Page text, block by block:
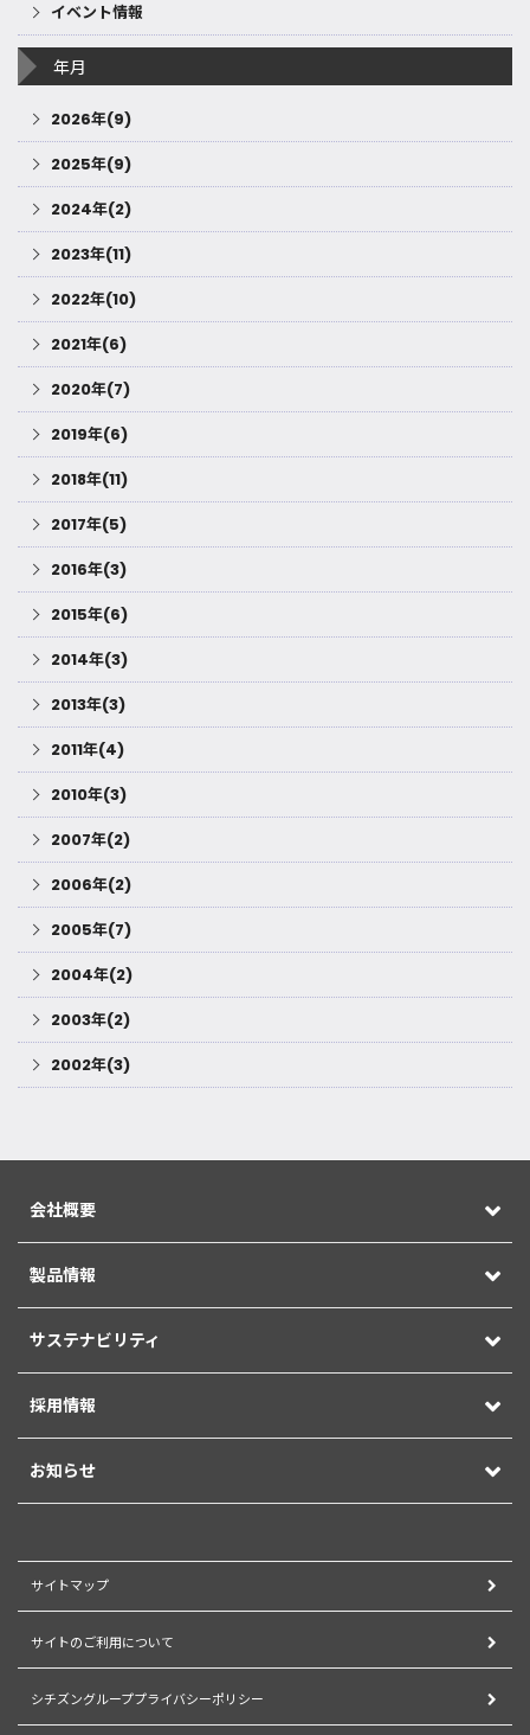
イベント情報
年月
2026年(9)
2025年(9)
2024年(2)
2023年(11)
2022年(10)
2021年(6)
2020年(7)
2019年(6)
2018年(11)
2017年(5)
2016年(3)
2015年(6)
2014年(3)
2013年(3)
2011年(4)
2010年(3)
2007年(2)
2006年(2)
2005年(7)
2004年(2)
2003年(2)
2002年(3)
会社概要
製品情報
サステナビリティ
採用情報
お知らせ
サイトマップ
サイトのご利用について
シチズングループプライバシーポリシー